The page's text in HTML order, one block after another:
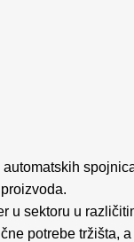
u sektoru u
potrebe tržišta,